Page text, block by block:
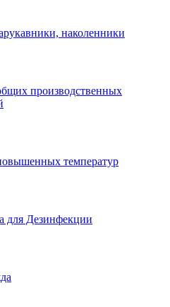
наколенники
производственных
температур
для Дезинфекции